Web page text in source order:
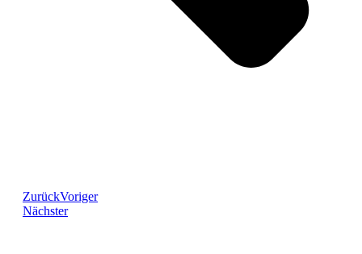
ZurückVoriger
Nächster